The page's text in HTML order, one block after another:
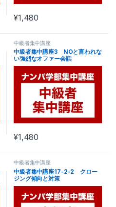
¥1,480
中級者集中講座
中級者集中講座3 NOと言われな
い強烈なオファー会話
¥1,480
中級者集中講座
中級者集中講座17-2-2 クロー
ジング傾向と対策